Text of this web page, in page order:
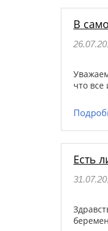
В
что все
Есть